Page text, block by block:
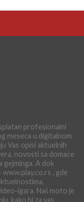
profesionalni
meseca u digitalnom
Vas opisi aktuelnih
novosti sa domaće
gejminga. A dok
, gde
igara. Naš moto je
kako bi za vas